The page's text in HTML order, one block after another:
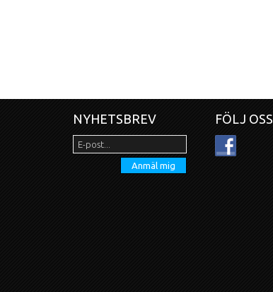
FÖLJ OSS
NYHETSBREV
Anmäl mig